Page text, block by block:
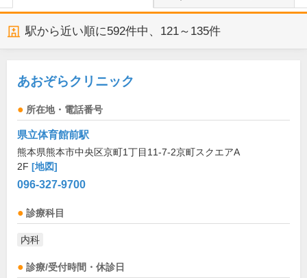
駅から近い順に592件中、 121～135件
あおぞらクリニック
所在地・電話番号
県立体育館前駅
熊本県熊本市中央区京町1丁目11-7-2京町スクエアA
2F [地図]
096-327-9700
診療科目
内科
診療/受付時間・休診日